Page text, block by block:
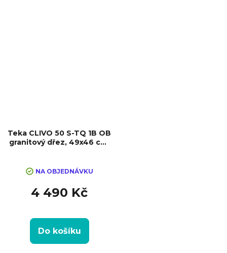
Teka CLIVO 50 S-TQ 1B OB
granitový dřez, 49x46 cm,
NA OBJEDNÁVKU
4 490 Kč
Do košíku